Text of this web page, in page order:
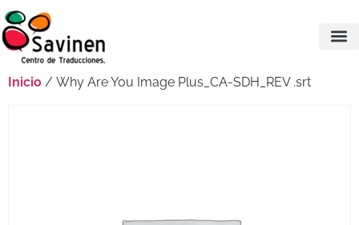
Inicio / Why Are You Image Plus_CA-SDH_REV .srt